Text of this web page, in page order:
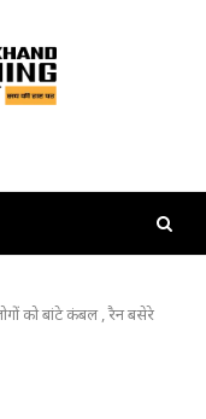
को बांटे कंबल , रैन बसेरे